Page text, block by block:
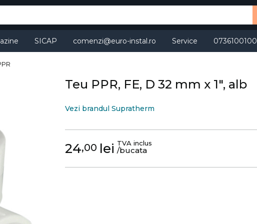
SICAP comenzi@euro-instal.ro Service 0736100100
Teu PPR, FE, D 32 mm x 1", alb
Vezi brandul Supratherm
24,00 lei TVA inclus
/bucata